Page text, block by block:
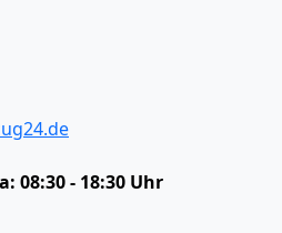
08:30 - 18:30 Uhr